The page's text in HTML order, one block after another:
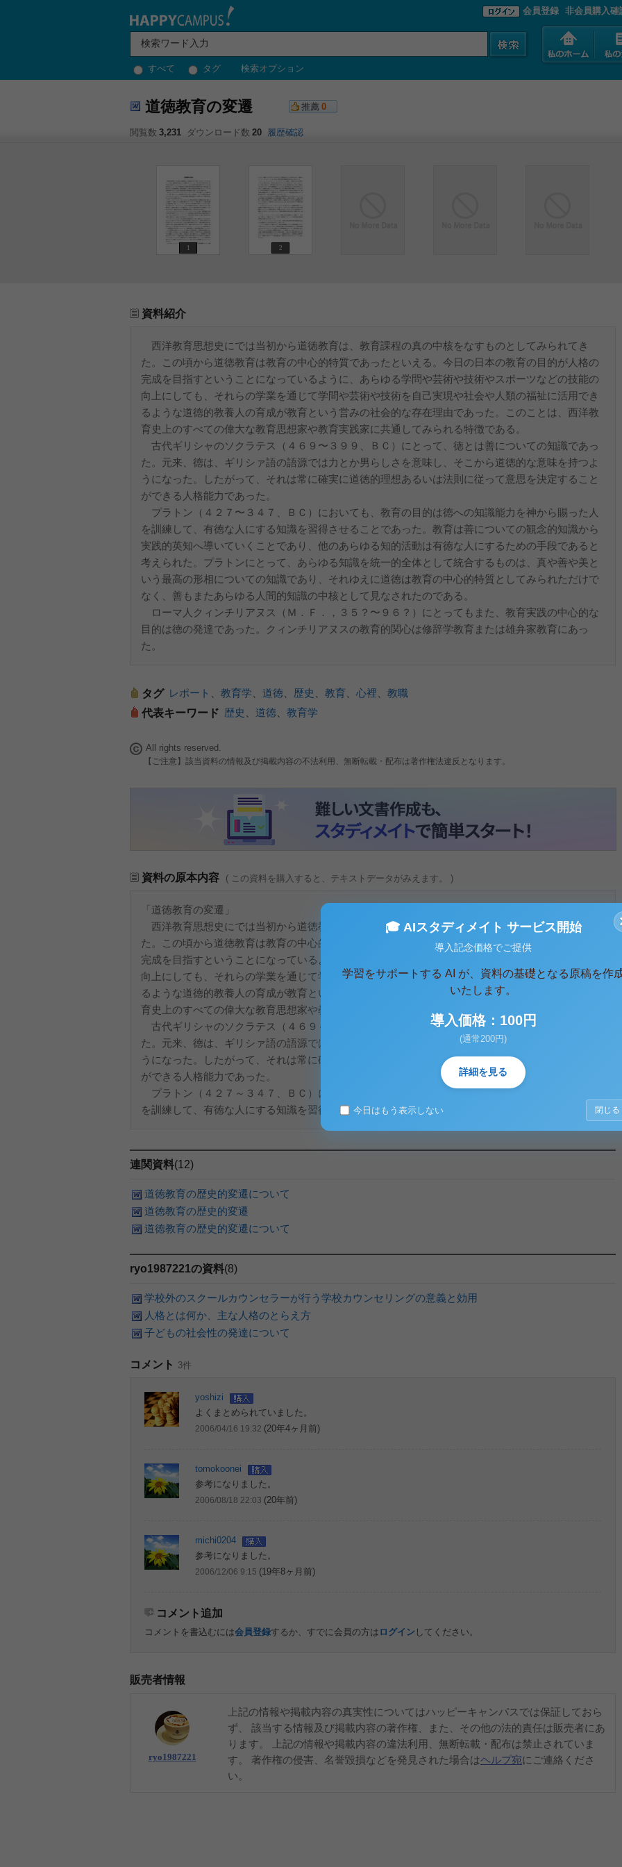
すべて タグ 検索オプション
会員登録 非会員購入確
道徳教育の変遷 推薦 0
閲覧数 3,231 ダウンロード数 20 履歴確認
1 2
資料紹介
西洋教育思想史にでは当初から道徳教育は、教育課程の真の中核をなすものとしてみられてき
た。この頃から道徳教育は教育の中心的特質であったといえる。今日の日本の教育の目的が人格の
完成を目指すということになっているように、あらゆる学問や芸術や技術やスポーツなどの技能の
向上にしても、それらの学業を通じて学問や芸術や技術を自己実現や社会や人類の福祉に活用でき
るような道徳的教養人の育成が教育という営みの社会的な存在理由であった。このことは、西洋教
育史上のすべての偉大な教育思想家や教育実践家に共通してみられる特徴である。
古代ギリシャのソクラテス（４６９〜３９９、ＢＣ）にとって、徳とは善についての知識であっ
た。元来、徳は、ギリシァ語の語源では力とか男らしさを意味し、そこから道徳的な意味を持つよ
うになった。したがって、それは常に確実に道徳的理想あるいは法則に従って意思を決定すること
ができる人格能力であった。
プラトン（４２７〜３４７、ＢＣ）においても、教育の目的は徳への知識能力を神から賜った人
を訓練して、有徳な人にする知識を習得させることであった。教育は善についての観念的知識から
実践的英知へ導いていくことであり、他のあらゆる知的活動は有徳な人にするための手段であると
考えられた。プラトンにとって、あらゆる知識を統一的全体として統合するものは、真や善や美と
いう最高の形相についての知識であり、それゆえに道徳は教育の中心的特質としてみられただけで
なく、善もまたあらゆる人間的知識の中核として見なされたのである。
ローマ人クィンチリアヌス（Ｍ．Ｆ．，３５？〜９６？）にとってもまた、教育実践の中心的な
目的は徳の発達であった。クィンチリアヌスの教育的関心は修辞学教育または雄弁家教育にあっ
た。
タグ レポート 教育学 道徳 歴史 教育 心裡
教職
代表キーワード 歴史 道徳 教育学
All rights reserved.
【ご注意】該当資料の情報及び掲載内容の不法利用、無断転載・配布は著作権法違反となります。
資料の原本内容 ( この資料を購入すると、テキストデータがみえます。 )
「道徳教育の変遷」
西洋教育思想史にでは当初から道徳教育は、教育課程の真の中核をなすものとしてみられてき
た。この頃から道徳教育は教育の中心的特質であったといえる。今日の日本の教育の目的が人格の
完成を目指すということになっているように、あらゆる学問や芸術や技術やスポーツなどの技能の
向上にしても、それらの学業を通じて学問や芸術や技術を自己実現や社会や人類の福祉に活用でき
るような道徳的教養人の育成が教育という営みの社会的な存在理由であった。このことは、西洋教
育史上のすべての偉大な教育思想家や教育実践家に共通してみられる特徴である。
古代ギリシャのソクラテス（４６９～３９９、ＢＣ）にとって、徳とは善についての知識であっ
た。元来、徳は、ギリシァ語の語源では力とか男らしさを意味し、そこから道徳的な意味を持つよ
うになった。したがって、それは常に確実に道徳的理想あるいは法則に従って意思を決定すること
ができる人格能力であった。
プラトン（４２７～３４７、ＢＣ）においても、教育の目的は徳への知識能力を神から賜った人
を訓練して、有徳な人にする知識を習得させることであった。教育は善についての観念的知識か...
連関資料(12)
道徳教育の歴史的変遷について
道徳教育の歴史的変遷
道徳教育の歴史的変遷について
ryo1987221の資料(8)
学校外のスクールカウンセラーが行う学校カウンセリングの意義と効用
人格とは何か、主な人格のとらえ方
子どもの社会性の発達について
コメント 3件
yoshizi
よくまとめられていました。
2006/04/16 19:32 (20年4ヶ月前)
tomokoonei
参考になりました。
2006/08/18 22:03 (20年前)
michi0204
参考になりました。
2006/12/06 9:15 (19年8ヶ月前)
コメント追加
コメントを書込むには会員登録するか、すでに会員の方は ログイン してください。
販売者情報
ryo1987221
上記の情報や掲載内容の真実性についてはハッピーキャンパスでは保証しておら
ず、 該当する情報及び掲載内容の著作権、また、その他の法的責任は販売者にあ
ります。 上記の情報や掲載内容の違法利用、無断転載・配布は禁止されていま
す。 著作権の侵害、名誉毀損などを発見された場合はヘルプ宛にご連絡くださ
い。
🎓 AIスタディメイト サービス開始
導入記念価格でご提供
学習をサポートする AI が、資料の基礎となる原稿を作
いたします。
導入価格：100円
(通常200円)
詳細を見る
今日はもう表示しない 閉じる